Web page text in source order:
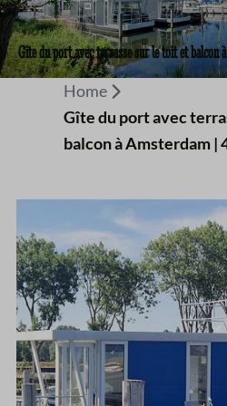
Gîte du port avec terrasse sur le toit et balcon
Home
Gîte du port avec
balcon à Amsterdam |